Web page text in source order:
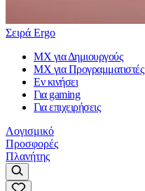
Σειρά Ergo
MX για Δημιουργούς
MX για Προγραμματιστές
Εν κινήσει
Για gaming
Για επιχειρήσεις
Λογισμικό
Προσφορές
Πλανήτης